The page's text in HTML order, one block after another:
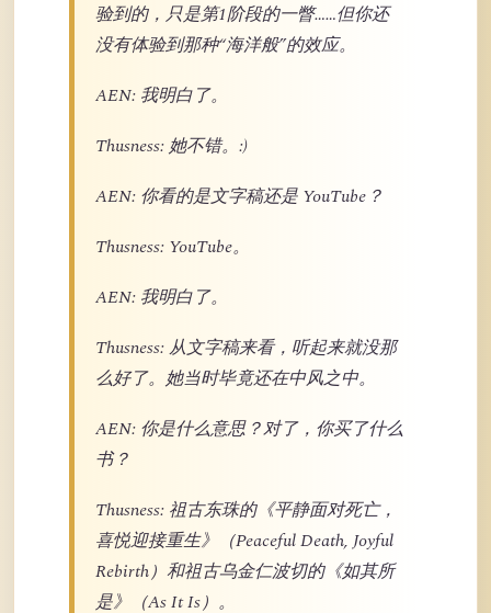
验到的，只是第1阶段的一瞥……但你还
没有体验到那种“海洋般”的效应。
AEN: 我明白了。
Thusness: 她不错。:)
AEN: 你看的是文字稿还是 YouTube？
Thusness: YouTube。
AEN: 我明白了。
Thusness: 从文字稿来看，听起来就没那
么好了。她当时毕竟还在中风之中。
AEN: 你是什么意思？对了，你买了什么
书？
Thusness: 祖古东珠的《平静面对死亡，
喜悦迎接重生》（Peaceful Death, Joyful
Rebirth）和祖古乌金仁波切的《如其所
是》（As It Is）。